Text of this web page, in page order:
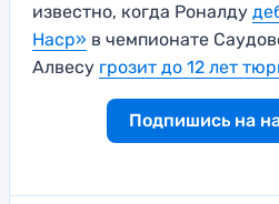
известно, когда Роналду
Наср» в чемпионате
Алвесу грозит до 12 лет
Подпишись на